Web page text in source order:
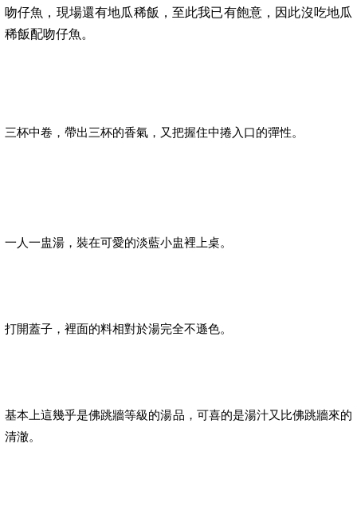
吻仔魚，現場還有地瓜稀飯，至此我已有飽意，因此沒吃地瓜
稀飯配吻仔魚。
三杯中卷，帶出三杯的香氣，又把握住中捲入口的彈性。
一人一盅湯，裝在可愛的淡藍小盅裡上桌。
打開蓋子，裡面的料相對於湯完全不遜色。
基本上這幾乎是佛跳牆等級的湯品，可喜的是湯汁又比佛跳牆來的
清澈。